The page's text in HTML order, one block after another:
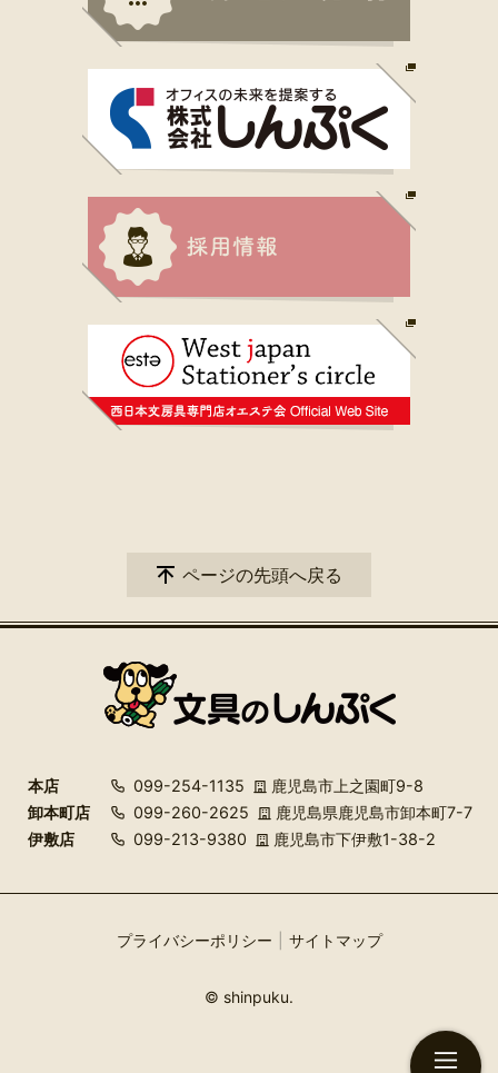
ページの先頭へ戻る
本店 099-254-1135
鹿児島市上之園町9-8
卸本町店
099-260-2625
鹿児島県鹿児島市卸本町7-7
伊敷店
099-213-9380 鹿児島市下伊敷1-38-2
プライバシーポリシー サイトマップ
© shinpuku.